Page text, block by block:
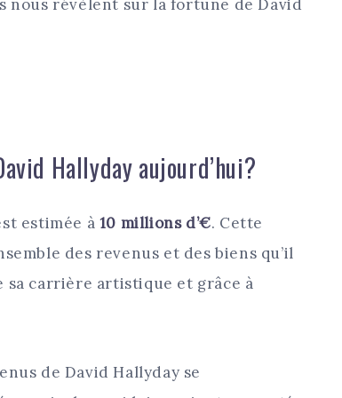
nous révèlent sur la fortune de David
Hallyday aujourd’hui?
estimée à 10 millions d’€. Cette
des revenus et des biens qu’il
sa carrière artistique et grâce à
de David Hallyday se